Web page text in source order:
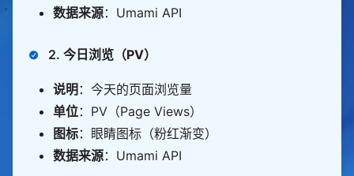
数据来源：Umami API
2. 今日浏览（PV）
说明 ：今天的页面浏览量
单位：PV（Page Views）
图标：眼睛图标（粉红渐变）
数据来源：Umami API